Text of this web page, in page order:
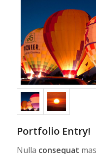
Portfolio Entry!
Nulla consequat